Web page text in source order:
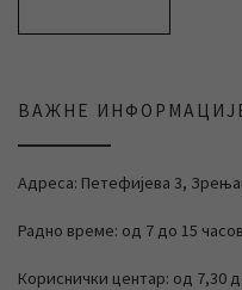
ВАЖНЕ
Адреса: Петефијева 3,
Радно време: од 7 до 15
Кориснички центар: од 7,30